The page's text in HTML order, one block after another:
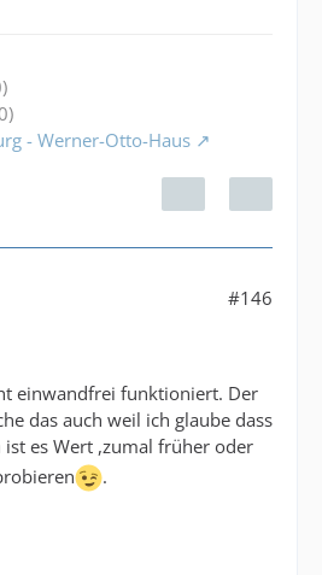
- Werner-Otto-Haus
#146
einwandfrei funktioniert. Der
das auch weil ich glaube dass
ist es Wert ,zumal früher oder
.